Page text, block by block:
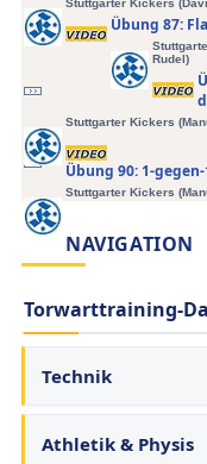
Stuttgarter Kickers
Übung 87:
Rudel)
Stuttgarter Kickers
Übung 90: 1-
Stuttgarter Kickers
NAVIGATION
Torwarttraining-
Technik
Athletik & Physis